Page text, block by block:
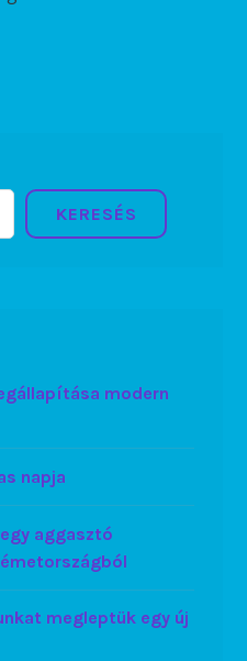
KERESÉS
modern
napja
aggasztó
megleptük egy új